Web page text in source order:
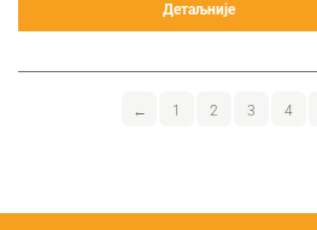
Детаљније
← 1 2 3 4